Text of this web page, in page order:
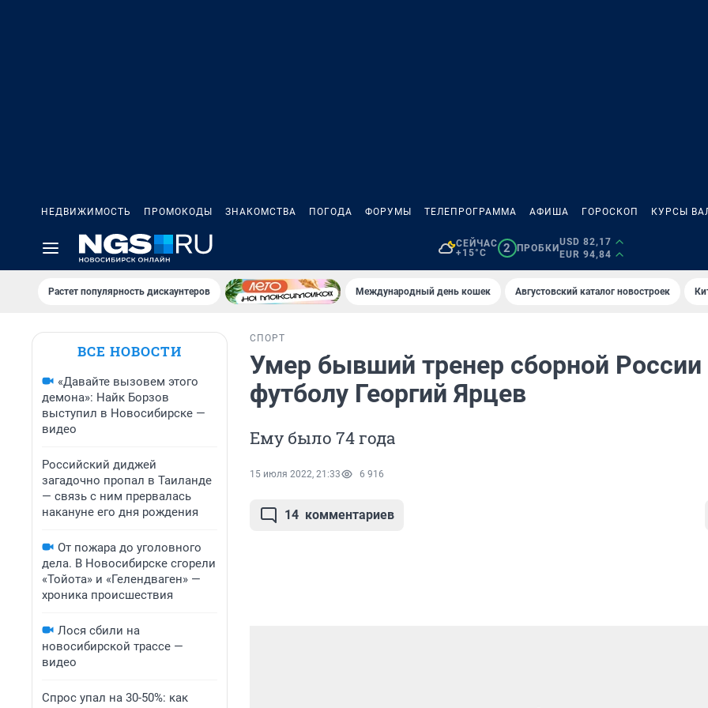
НЕДВИЖИМОСТЬ ПРОМОКОДЫ ЗНАКОМСТВА ПОГОДА ФОРУМЫ ТЕЛЕПРОГРАММА АФИША ГОРОСКОП КУРСЫ
СЕЙЧАС
+15°C
2 ПРОБКИ
USD 82,17
EUR 94,84
Растет популярность дискаунтеров Международный день кошек Августовский каталог новостроек
ВСЕ НОВОСТИ
«Давайте вызовем этого
демона»: Найк Борзов
выступил в Новосибирске —
видео
Российский диджей
загадочно пропал в Таиланде
— связь с ним прервалась
накануне его дня рождения
От пожара до уголовного
дела. В Новосибирске сгорели
«Тойота» и «Гелендваген» —
хроника происшествия
Лося сбили на
новосибирской трассе —
видео
Спрос упал на 30-50%: как
СПОРТ
Умер бывший тренер сборной России
футболу Георгий Ярцев
Ему было 74 года
15 июля 2022, 21:33 6 916
14 комментариев